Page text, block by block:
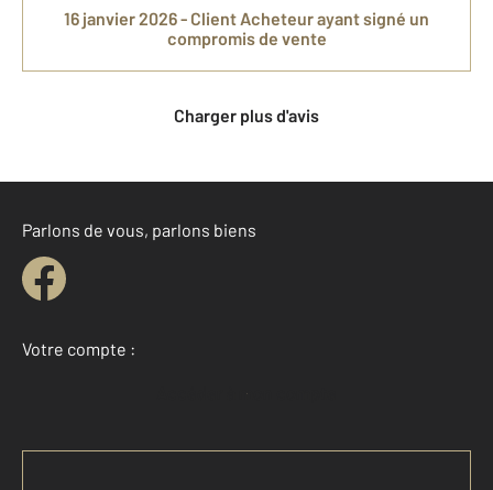
16 janvier 2026 - Client Acheteurayant signé un
compromis de vente
Charger plus d'avis
Parlons de vous, parlons biens
Votre compte :
Accéder à mon compte